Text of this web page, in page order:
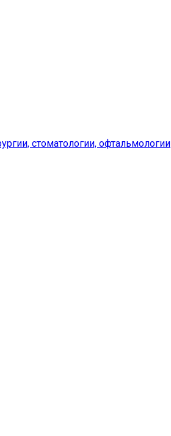
стоматологии, офтальмологии